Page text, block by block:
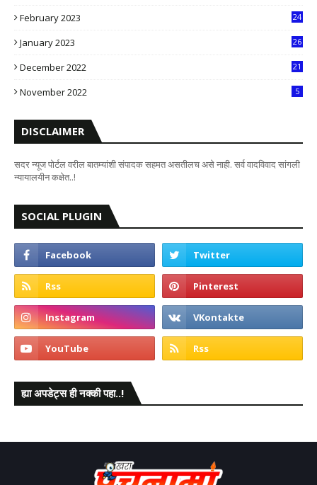
February 2023
24
January 2023
26
December 2022
21
November 2022 5
DISCLAIMER
सदर न्यूज पोर्टल वरील बातम्यांशी संपादक सहमत असतीलच असे नाही. सर्व वादविवाद सांगली
न्यायालयीन कक्षेत..!
SOCIAL PLUGIN
ह्या अपडेट्स ही नक्की पहा..!